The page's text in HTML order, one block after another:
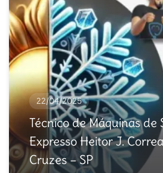
22/04/2025
Técnico de Máquinas de
Expresso Heitor J.
Cruzes – SP